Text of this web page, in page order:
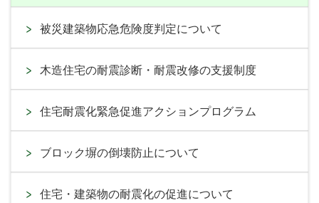
被災建築物応急危険度判定について
木造住宅の耐震診断・耐震改修の支援制度
住宅耐震化緊急促進アクションプログラム
ブロック塀の倒壊防止について
住宅・建築物の耐震化の促進について